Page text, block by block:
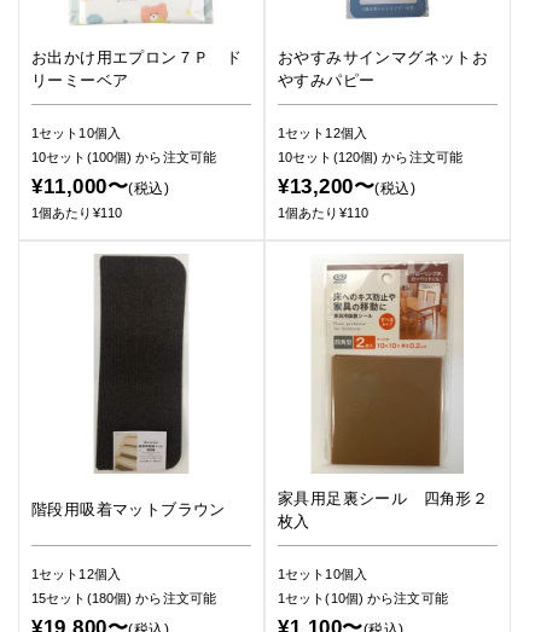
お出かけ用エプロン７Ｐ ド
リーミーベア
1セット10個入
10セット(100個)から注文可能
¥11,000〜(税込)
1個あたり¥110
おやすみサインマグネットお
やすみパピー
1セット12個入
10セット(120個)から注文可能
¥13,200〜(税込)
1個あたり¥110
階段用吸着マットブラウン
1セット12個入
15セット(180個)から注文可能
家具用足裏シール 四角形２
枚入
1セット10個入
1セット(10個)から注文可能